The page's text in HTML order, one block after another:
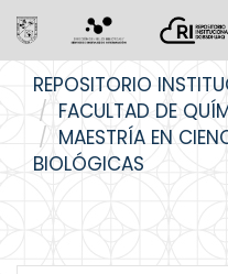
navigation
REPOSITORIO
FACULTAD DE
MAESTRÍA EN
BIOLÓGICAS